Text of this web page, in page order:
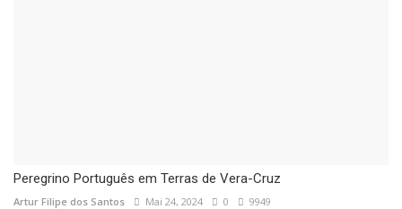
Peregrino Português em Terras de Vera-Cruz
Artur Filipe dos Santos Mai 24, 2024 0 9949